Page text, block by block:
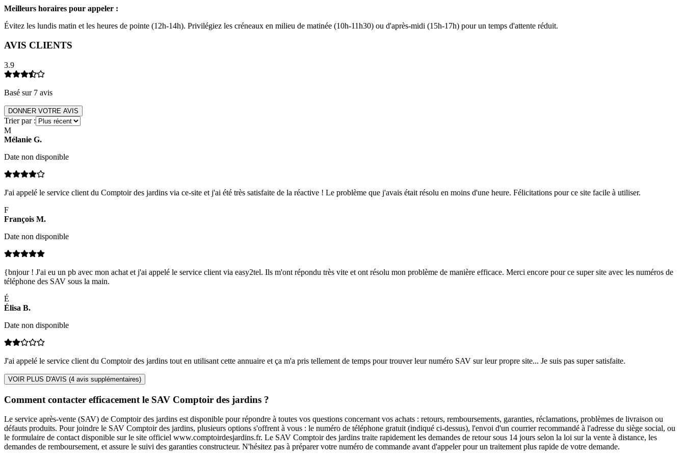
Meilleurs horaires pour appeler :
Évitez les lundis matin et les heures de pointe (12h-14h). Privilégiez les créneaux en milieu de matinée (10h-11h30) ou d'après-midi (15h-17h) pour un temps d'attente réduit.
AVIS CLIENTS
3.9
Basé sur 7 avis
DONNER VOTRE AVIS
Trier par :
M
Mélanie G.
Date non disponible
J'ai appelé le service client du Comptoir des jardins via ce-site et j'ai été très satisfaite de la réactive ! Le problème que j'avais était résolu en moins d'une heure. Félicitations pour ce site facile à utiliser.
F
François M.
Date non disponible
{bnjour ! J'ai eu un pb avec mon achat et j'ai appelé le service client via easy2tel. Ils m'ont répondu très vite et ont résolu mon problème de manière efficace. Merci encore pour ce super site avec les numéros de
téléphone des SAV sous la main.
É
Élisa B.
Date non disponible
J'ai appelé le service client du Comptoir des jardins tout en utilisant cette annuaire et ça m'a pris tellement de temps pour trouver leur numéro SAV sur leur propre site... Je suis pas super satisfaite.
VOIR PLUS D'AVIS (4 avis supplémentaires)
Comment contacter efficacement le SAV Comptoir des jardins ?
Le service après-vente (SAV) de Comptoir des jardins est disponible pour répondre à toutes vos questions concernant vos achats : retours, remboursements, garanties, réclamations, problèmes de livraison ou
défauts produits. Pour joindre le SAV Comptoir des jardins, plusieurs options s'offrent à vous : le numéro de téléphone gratuit (indiqué ci-dessus), l'envoi d'un courrier recommandé à l'adresse du siège social, ou
le formulaire de contact disponible sur le site officiel www.comptoirdesjardins.fr. Le SAV Comptoir des jardins traite rapidement les demandes de retour sous 14 jours selon la loi sur la vente à distance, les
demandes de remboursement, et assure le suivi des garanties constructeur. N'hésitez pas à préparer votre numéro de commande avant d'appeler pour un traitement plus rapide de votre demande.